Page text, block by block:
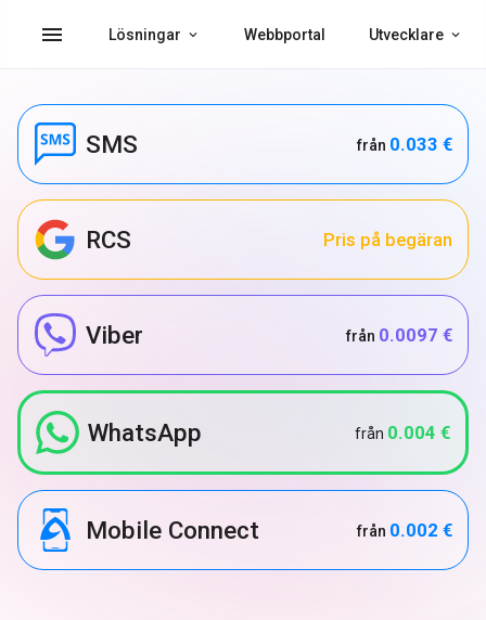
menu Lösningar Webbportal Utvecklare
SMS från 0.033 €
RCS Pris på begäran
Viber från 0.0097 €
WhatsApp från 0.004 €
Mobile Connect från 0.002 €